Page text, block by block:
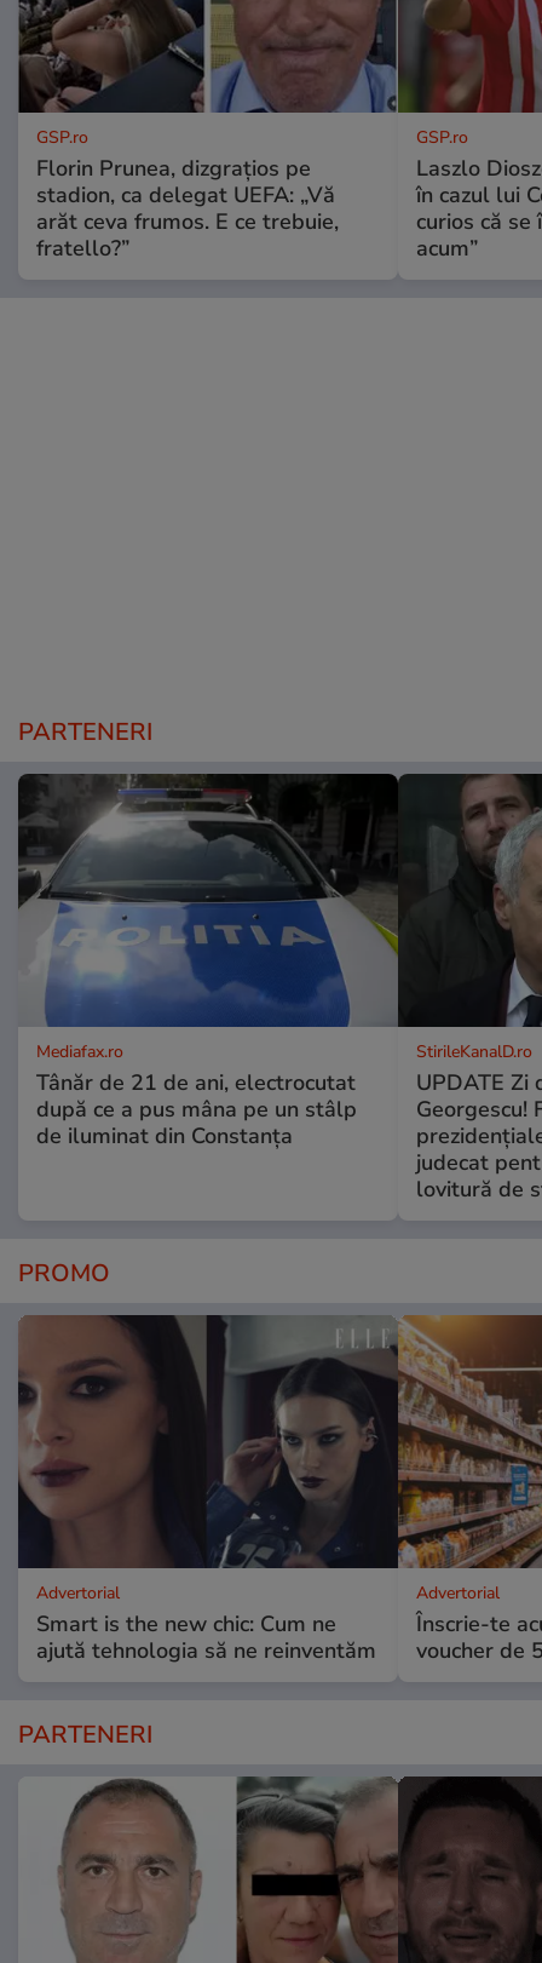
GSP.ro
Florin Prunea, dizgrațios pe
stadion, ca delegat UEFA: „Vă
arăt ceva frumos. E ce trebuie,
fratello?”
GSP.ro
Laszlo
în cazul lui
curios că
acum”
PARTENERI
Mediafax.ro
Tânăr de 21 de ani, electrocutat
după ce a pus mâna pe un stâlp
de iluminat din Constanța
StirileKanalD.ro
UPDATE Zi
Georgescu!
judecat
lovitură de
PROMO
Advertorial
Smart is the new chic: Cum ne
ajută tehnologia să ne reinventăm
Advertorial
Înscrie-te
voucher de
PARTENERI